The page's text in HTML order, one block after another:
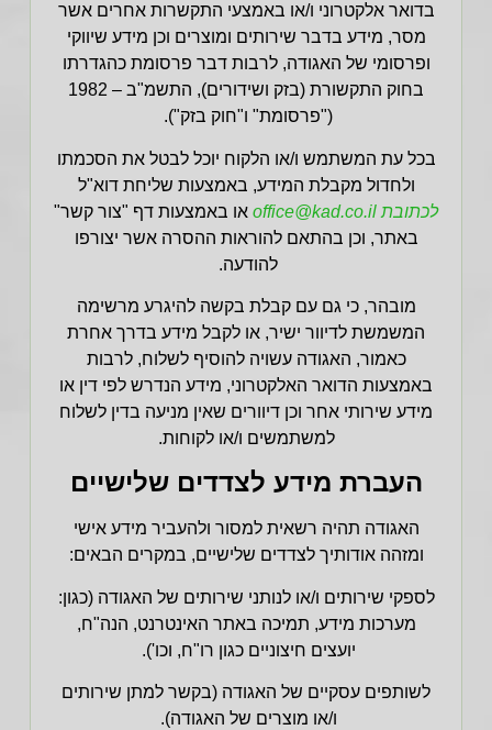
בדואר אלקטרוני ו/או באמצעי התקשרות אחרים אשר
מסר, מידע בדבר שירותים ומוצרים וכן מידע שיווקי
ופרסומי של האגודה, לרבות דבר פרסומת כהגדרתו
בחוק התקשורת (בזק ושידורים), התשמ"ב – 1982
("פרסומת" ו"חוק בזק").
בכל עת המשתמש ו/או הלקוח יוכל לבטל את הסכמתו
ולחדול מקבלת המידע, באמצעות שליחת דוא"ל
לכתובת office@kad.co.il
או באמצעות דף "צור קשר"
באתר, וכן בהתאם להוראות ההסרה אשר יצורפו
להודעה.
מובהר, כי גם עם קבלת בקשה להיגרע מרשימה
המשמשת לדיוור ישיר, או לקבל מידע בדרך אחרת
כאמור, האגודה עשויה להוסיף לשלוח, לרבות
באמצעות הדואר האלקטרוני, מידע הנדרש לפי דין או
מידע שירותי אחר וכן דיוורים שאין מניעה בדין לשלוח
למשתמשים ו/או לקוחות.
העברת מידע לצדדים שלישיים
האגודה תהיה רשאית למסור ולהעביר מידע אישי
ומזהה אודותיך לצדדים שלישיים, במקרים הבאים:
לספקי שירותים ו/או לנותני שירותים של האגודה (כגון:
מערכות מידע, תמיכה באתר האינטרנט, הנה"ח,
יועצים חיצוניים כגון רו"ח, וכו').
לשותפים עסקיים של האגודה (בקשר למתן שירותים
ו/או מוצרים של האגודה).